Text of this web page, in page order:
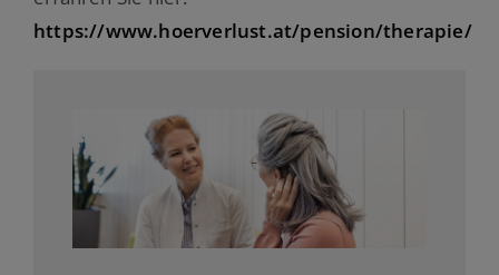
https://www.hoerverlust.at/pension/therapie/